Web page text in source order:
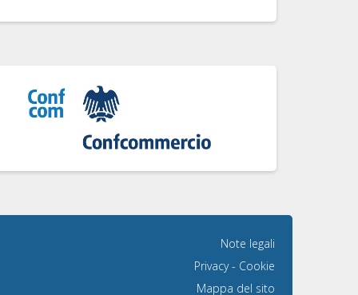
Note legali
Privacy- Cookie
Mappa del sito